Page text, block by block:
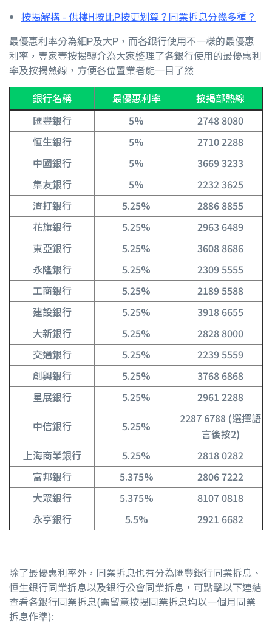
按揭解構 - 供樓H按比P按更划算？同業拆息分幾多種？
最優惠利率分為細P及大P，而各銀行使用不一樣的最優惠
利率，壹家壹按揭轉介為大家整理了各銀行使用的最優惠利
率及按揭熱線，方便各位置業者能一目了然
銀行名稱
最優惠利率
按揭部熱線
匯豐銀行
5%
2748 8080
恒生銀行
5%
2710 2288
中國銀行
5%
3669 3233
集友銀行
5%
2232 3625
渣打銀行
5.25%
2886 8855
花旗銀行
5.25%
2963 6489
東亞銀行
5.25%
3608 8686
永隆銀行
5.25%
2309 5555
工商銀行
5.25%
2189 5588
建設銀行
5.25%
3918 6655
大新銀行
5.25%
2828 8000
交通銀行
5.25%
2239 5559
創興銀行
5.25%
3768 6868
星展銀行
5.25%
2961 2288
中信銀行
5.25%
2287 6788 (選擇語
言後按2)
上海商業銀行
5.25%
2818 0282
富邦銀行
5.375%
2806 7222
大眾銀行
5.375%
8107 0818
永亨銀行
5.5% 2921 6682
除了最優惠利率外，同業拆息也有分為匯豐銀行同業拆息、
恒生銀行同業拆息以及銀行公會同業拆息，可點擊以下連結
查看各銀行同業拆息(需留意按揭同業拆息均以一個月同業
拆息作準):